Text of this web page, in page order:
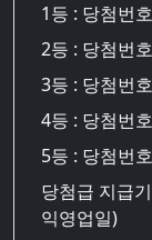
1등 : 당첨번
2등 : 당첨번
3등 : 당첨번
4등 : 당첨번
5등 : 당첨번
당첨급 지급
익영업일)